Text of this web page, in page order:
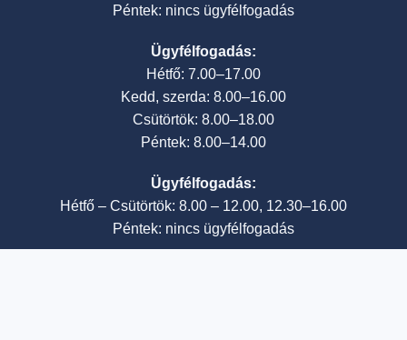
Péntek: nincs ügyfélfogadás
Ügyfélfogadás:
Hétfő: 7.00–17.00
Kedd, szerda: 8.00–16.00
Csütörtök: 8.00–18.00
Péntek: 8.00–14.00
Ügyfélfogadás:
Hétfő – Csütörtök: 8.00 – 12.00, 12.30–16.00
Péntek: nincs ügyfélfogadás